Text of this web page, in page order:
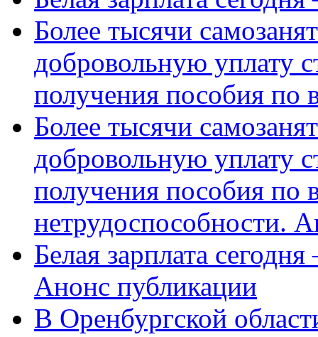
Более тысячи
добровольную уплату
получения пособия по
Более тысячи
добровольную уплату
получения пособия по
нетрудоспособности.
Белая зарплата
Анонс публикации
В Оренбургской